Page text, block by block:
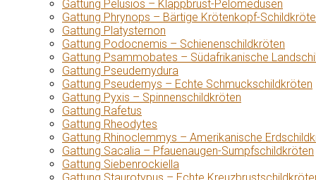
Gattung Pelusios – Klappbrust-Pelomedusen
Gattung Phrynops – Bärtige Krötenkopf-
Gattung Platysternon
Gattung Podocnemis – Schienenschildkröten
Gattung Psammobates – Südafrikanische
Gattung Pseudemydura
Gattung Pseudemys – Echte Schmuckschildkröten
Gattung Pyxis – Spinnenschildkröten
Gattung Rafetus
Gattung Rheodytes
Gattung Rhinoclemmys – Amerikanische
Gattung Sacalia – Pfauenaugen-Sumpfschildkröten
Gattung Siebenrockiella